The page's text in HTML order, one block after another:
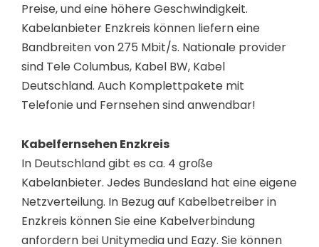
Preise, und eine höhere Geschwindigkeit.
Kabelanbieter Enzkreis können liefern eine
Bandbreiten von 275 Mbit/s. Nationale provider
sind Tele Columbus, Kabel BW, Kabel
Deutschland. Auch Komplettpakete mit
Telefonie und Fernsehen sind anwendbar!
Kabelfernsehen Enzkreis
In Deutschland gibt es ca. 4 große
Kabelanbieter. Jedes Bundesland hat eine eigene
Netzverteilung. In Bezug auf Kabelbetreiber in
Enzkreis können Sie eine Kabelverbindung
anfordern bei Unitymedia und Eazy. Sie können